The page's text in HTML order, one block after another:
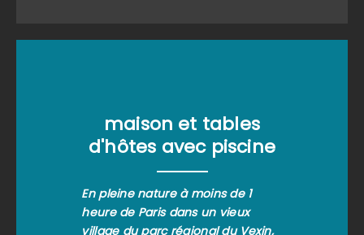
maison et tables
d'hôtes avec piscine
En pleine nature à moins de 1
heure de Paris dans un vieux
village du parc régional du Vexin,